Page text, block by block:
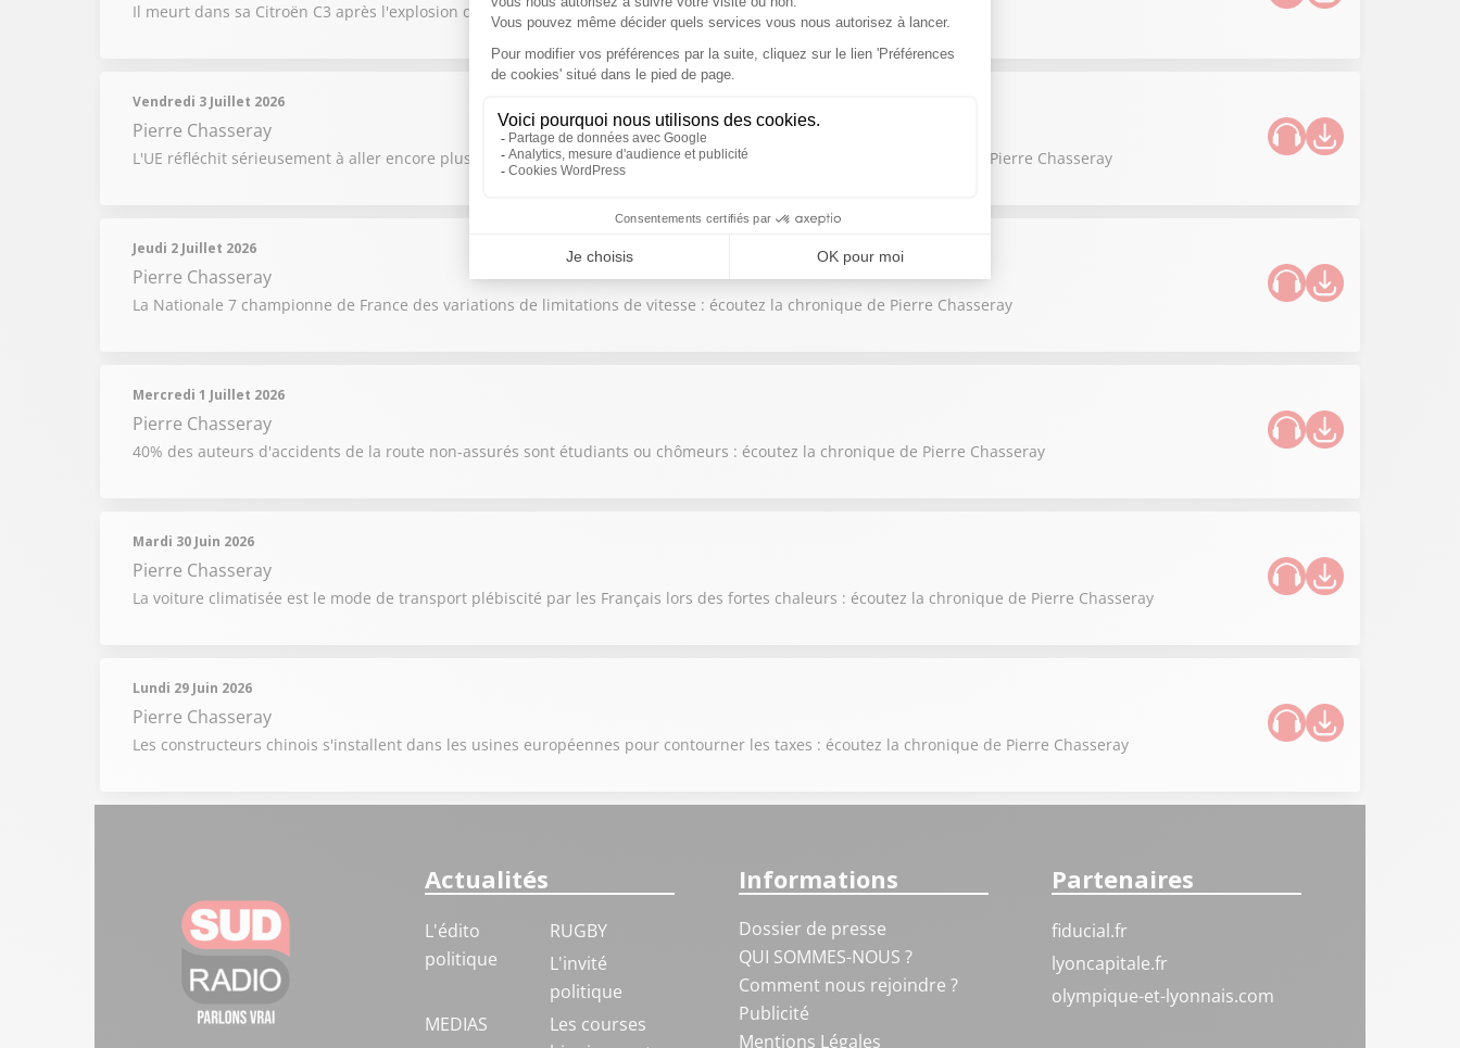
Il meurt dans sa Citroën C3 après l'explosion de son airbag Takata : écoutez la chronique de Pierre Chasseray
Vendredi 3 Juillet 2026
Pierre Chasseray
L'UE réfléchit sérieusement à aller encore plus loin dans la lutte contre les excès de vitesse : écoutez la chronique de Pierre Chasseray
Jeudi 2 Juillet 2026
Pierre Chasseray
La Nationale 7 championne de France des variations de limitations de vitesse : écoutez la chronique de Pierre Chasseray
Mercredi 1 Juillet 2026
Pierre Chasseray
40% des auteurs d'accidents de la route non-assurés sont étudiants ou chômeurs : écoutez la chronique de Pierre Chasseray
Mardi 30 Juin 2026
Pierre Chasseray
La voiture climatisée est le mode de transport plébiscité par les Français lors des fortes chaleurs : écoutez la chronique de Pierre Chasseray
Lundi 29 Juin 2026
Pierre Chasseray
Les constructeurs chinois s'installent dans les usines européennes pour contourner les taxes : écoutez la chronique de Pierre Chasseray
Actualités
L'édito
politique
RUGBY
L'invité
politique
MEDIAS
Les courses
Informations
Dossier de presse
QUI SOMMES-NOUS ?
Comment nous rejoindre ?
Publicité
Mentions Légales
Partenaires
fiducial.fr
lyoncapitale.fr
olympique-et-lyonnais.com